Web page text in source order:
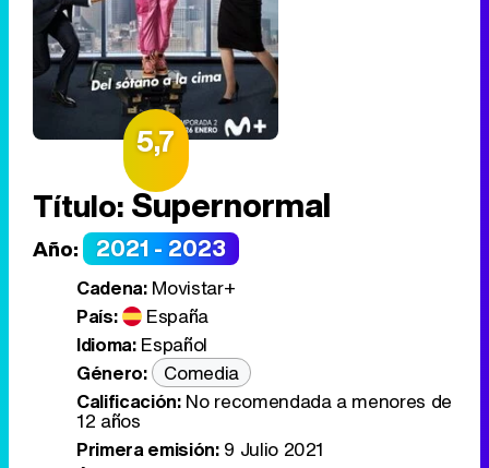
5,7
Título:Supernormal
Año: 2021 - 2023
Cadena:Movistar+
País:
España
Idioma: Español
Género:
Comedia
Calificación:No recomendada a menores de
12 años
Primera emisión:9 Julio 2021